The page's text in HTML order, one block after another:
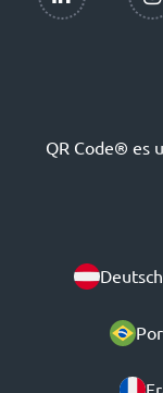
QR Code® es
Deutsch